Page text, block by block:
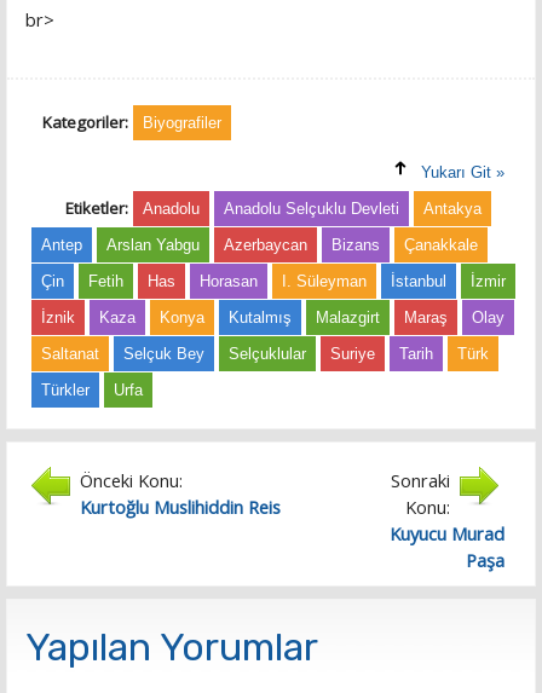
br>
Kategoriler: Biyografiler
Yukarı Git »
Etiketler: Anadolu Anadolu Selçuklu Devleti
Antakya
Antep
Arslan Yabgu Azerbaycan Bizans
Çanakkale
Çin
Fetih Has Horasan I. Süleyman İstanbul
İzmir
İznik
Kaza Konya Kutalmış Malazgirt Maraş
Olay
Saltanat
Selçuk Bey Selçuklular Suriye Tarih
Türk
Türkler
Urfa
Önceki Konu:
Kurtoğlu Muslihiddin Reis
Sonraki
Konu:
Kuyucu Murad
Paşa
Yapılan Yorumlar